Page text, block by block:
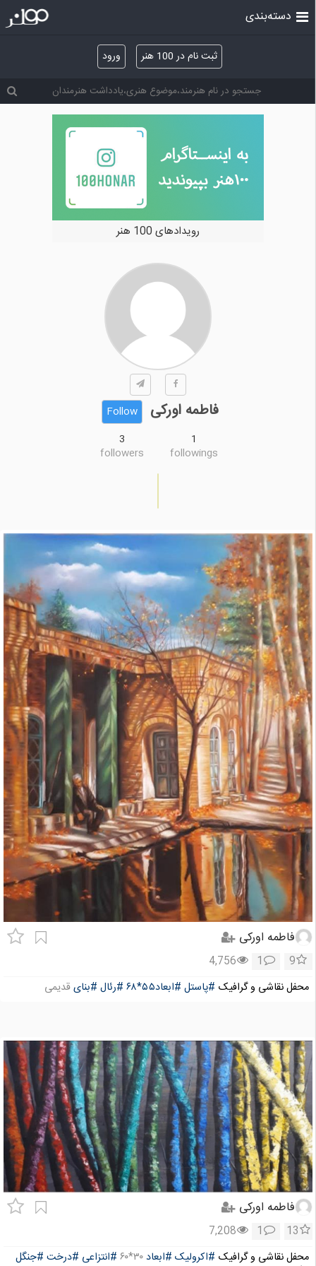
ثبت نام در 100 هنر ورود
دسته‌بندی
رویدادهای 100 هنر
فاطمه اورکی
Follow
1
followings
3
followers
فاطمه اورکی
9
1
4,756
محفل نقاشی و گرافیک #پاستل #ابعاد۵۵*۶۸ #رئال #بنایقدیمی
فاطمه اورکی
13
1
7,208
محفل نقاشی و گرافیک #اکرولیک #ابعاد #انتزاعی #درخت #جنگل